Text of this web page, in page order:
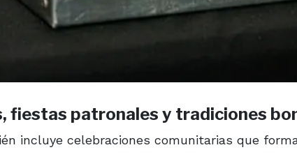
fiestas patronales y tradiciones
incluye celebraciones comunitarias que